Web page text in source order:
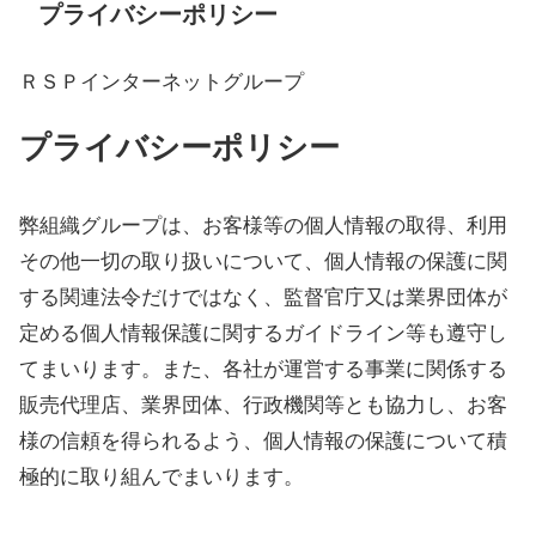
プライバシーポリシー
ＲＳＰインターネットグループ
プライバシーポリシー
弊組織グループは、お客様等の個人情報の取得、利用
その他一切の取り扱いについて、個人情報の保護に関
する関連法令だけではなく、監督官庁又は業界団体が
定める個人情報保護に関するガイドライン等も遵守し
てまいります。また、各社が運営する事業に関係する
販売代理店、業界団体、行政機関等とも協力し、お客
様の信頼を得られるよう、個人情報の保護について積
極的に取り組んでまいります。